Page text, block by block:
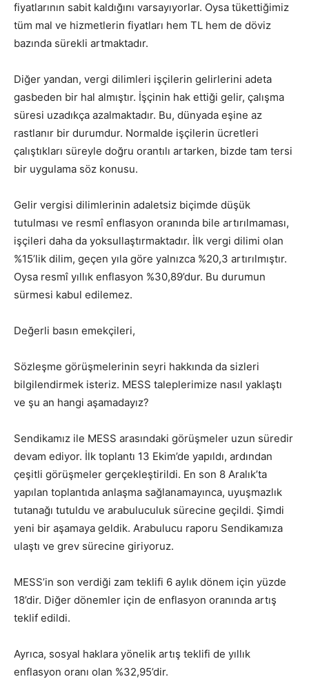
fiyatlarının sabit kaldığını varsayıyorlar. Oysa tükettiğimiz
tüm mal ve hizmetlerin fiyatları hem TL hem de döviz
bazında sürekli artmaktadır.
Diğer yandan, vergi dilimleri işçilerin gelirlerini adeta
gasbeden bir hal almıştır. İşçinin hak ettiği gelir, çalışma
süresi uzadıkça azalmaktadır. Bu, dünyada eşine az
rastlanır bir durumdur. Normalde işçilerin ücretleri
çalıştıkları süreyle doğru orantılı artarken, bizde tam tersi
bir uygulama söz konusu.
Gelir vergisi dilimlerinin adaletsiz biçimde düşük
tutulması ve resmî enflasyon oranında bile artırılmaması,
işçileri daha da yoksullaştırmaktadır. İlk vergi dilimi olan
%15’lik dilim, geçen yıla göre yalnızca %20,3 artırılmıştır.
Oysa resmî yıllık enflasyon %30,89’dur. Bu durumun
sürmesi kabul edilemez.
Değerli basın emekçileri,
Sözleşme görüşmelerinin seyri hakkında da sizleri
bilgilendirmek isteriz. MESS taleplerimize nasıl yaklaştı
ve şu an hangi aşamadayız?
Sendikamız ile MESS arasındaki görüşmeler uzun süredir
devam ediyor. İlk toplantı 13 Ekim’de yapıldı, ardından
çeşitli görüşmeler gerçekleştirildi. En son 8 Aralık’ta
yapılan toplantıda anlaşma sağlanamayınca, uyuşmazlık
tutanağı tutuldu ve arabuluculuk sürecine geçildi. Şimdi
yeni bir aşamaya geldik. Arabulucu raporu Sendikamıza
ulaştı ve grev sürecine giriyoruz.
MESS’in son verdiği zam teklifi 6 aylık dönem için yüzde
18’dir. Diğer dönemler için de enflasyon oranında artış
teklif edildi.
Ayrıca, sosyal haklara yönelik artış teklifi de yıllık
enflasyon oranı olan %32,95’dir.